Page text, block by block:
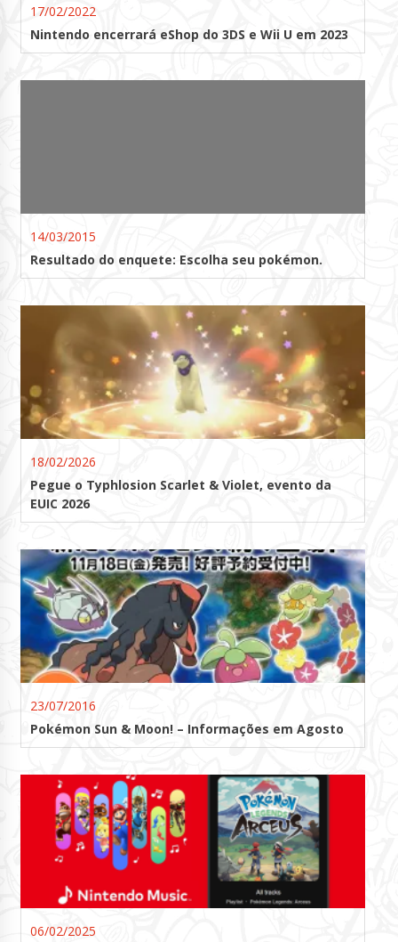
17/02/2022
Nintendo encerrará eShop do 3DS e Wii U em 2023
14/03/2015
Resultado do enquete: Escolha seu pokémon.
18/02/2026
Pegue o Typhlosion Scarlet & Violet, evento da
EUIC 2026
23/07/2016
Pokémon Sun & Moon! – Informações em Agosto
06/02/2025